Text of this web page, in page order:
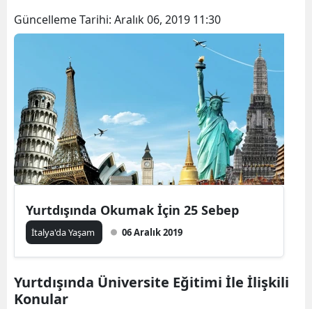
Güncelleme Tarihi: Aralık 06, 2019 11:30
Yurtdışında Okumak İçin 25 Sebep
İtalya'da Yaşam 06 Aralık 2019
Yurtdışında Üniversite Eğitimi İle İlişkili
Konular